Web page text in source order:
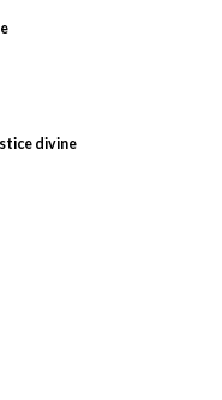
divine